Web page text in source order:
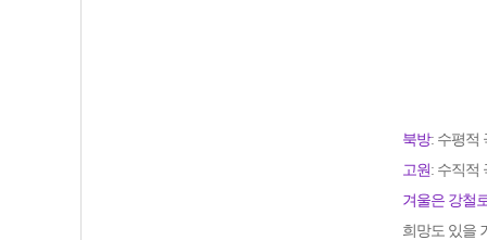
북방: 수평적
고원: 수직적
겨울은 강철
희망도 있을